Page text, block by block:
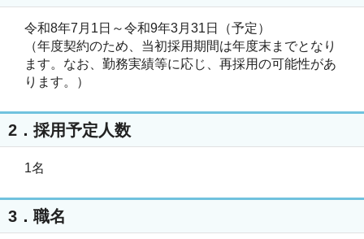
令和8年7月1日～令和9年3月31日（予定）
（年度契約のため、当初採用期間は年度末までとなり
ます。なお、勤務実績等に応じ、再採用の可能性があ
ります。）
2．採用予定人数
1名
3．職名